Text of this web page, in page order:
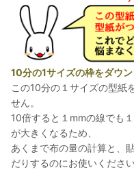
10分の1サイズの枠をダウ
この10分の１サイズの型紙
せん。
10倍すると１mmの線でも
が大きくなるため、
あくまで布の量の計算と、
だりするのにお使いください